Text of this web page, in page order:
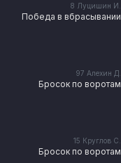
8 Луцишин И.
Победа в вбрасывании
97 Алехин Д.
Бросок по воротам
15 Круглов С.
Бросок по воротам